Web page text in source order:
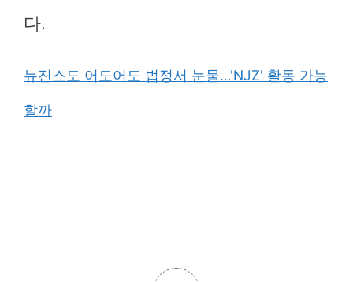
다.
뉴진스도 어도어도 법정서 눈물…'NJZ' 활동 가능
할까